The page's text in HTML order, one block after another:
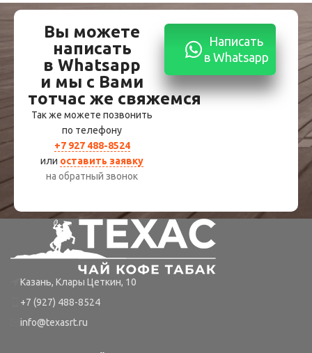
Вы можете
написать
в Whatsapp
и мы с Вами
тотчас же свяжемся
Так же можете позвонить
по телефону
+7 927 488-8524
или оставить заявку
на обратный звонок
Написать
в Whatsapp
Казань, Клары Цеткин, 10
+7 (927) 488-8524
info@texasrt.ru